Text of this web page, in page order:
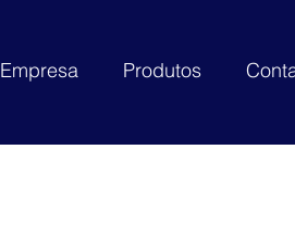
Empresa Produtos